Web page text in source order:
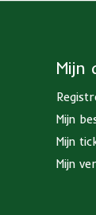
Mijn
Mijn
Mijn
Mijn